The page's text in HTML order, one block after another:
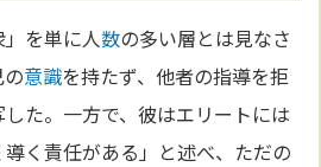
を単に人数の多い層とは見なさ
意識を持たず、他者の指導を拒
た。一方で、彼はエリートには
導く責任がある」と述べ、ただの